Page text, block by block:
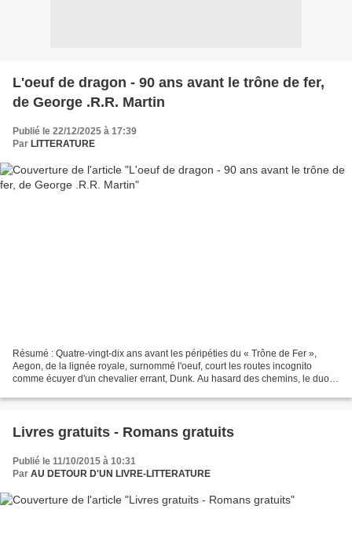
L'oeuf de dragon - 90 ans avant le trône de fer,
de George .R.R. Martin
Publié le 22/12/2025 à 17:39
Par LITTERATURE
Résumé : Quatre-vingt-dix ans avant les péripéties du « Trône de Fer »,
Aegon, de la lignée royale, surnommé l'oeuf, court les routes incognito
comme écuyer d'un chevalier errant, Dunk. Au hasard des chemins, le duo
Livres gratuits - Romans gratuits
Publié le 11/10/2015 à 10:31
Par AU DETOUR D'UN LIVRE-LITTERATURE